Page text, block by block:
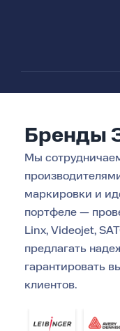
Бренды
Мы
маркировки и
портфеле —
Linx, Videojet,
предлагать
гарантировать
клиентов.